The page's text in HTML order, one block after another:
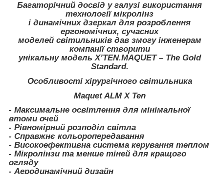
Багаторічний досвід у галузі використання
технології мікролінз
і динамічних дзеркал для розроблення
ергономічних, сучасних
моделей світильників дав змогу інженерам
компанії створити
унікальну модельX’TEN.MAQUET – The Gold
Standard.
Особливості хірургічного світильника
Maquet ALM X Ten
- Максимальне освітлення для мінімальної
втоми очей
- Рівномірний розподіл світла
- Справжнє кольоропередавання
- Високоефективна система керування теплом
- Мікролінзи та менше тіней для кращого
огляду
- Аеродинамічний дизайн